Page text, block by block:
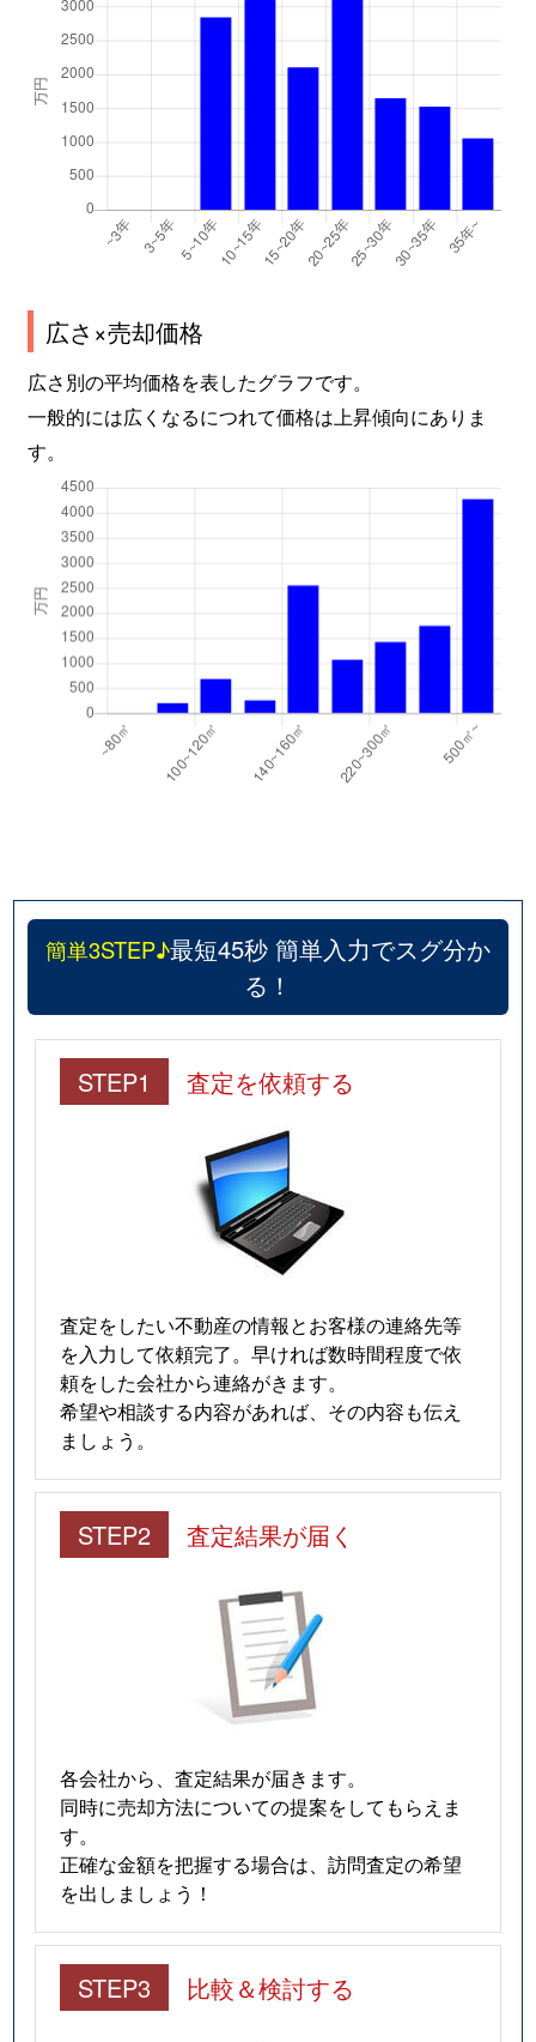
広さ×売却価格
広さ別の平均価格を表したグラフです。
一般的には広くなるにつれて価格は上昇傾向にありま
す。
簡単3STEP♪最短45秒 簡単入力でスグ分か
る！
STEP1 査定を依頼する
査定をしたい不動産の情報とお客様の連絡先等
を入力して依頼完了。早ければ数時間程度で依
頼をした会社から連絡がきます。
希望や相談する内容があれば、その内容も伝え
ましょう。
STEP2 査定結果が届く
各会社から、査定結果が届きます。
同時に売却方法についての提案をしてもらえま
す。
正確な金額を把握する場合は、訪問査定の希望
を出しましょう！
STEP3 比較＆検討する